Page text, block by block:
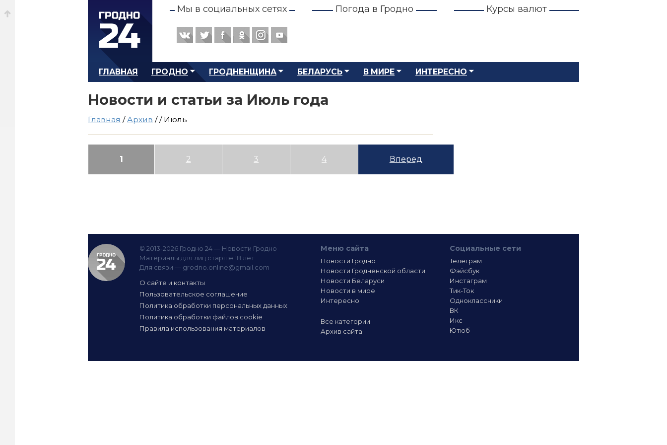
Мы в социальных сетях Погода в Гродно Курсы валют
ГЛАВНАЯ ГРОДНО ГРОДНЕНЩИНА БЕЛАРУСЬ В МИРЕ ИНТЕРЕСНО
Новости и статьи за Июль года
Главная /Архив // Июль
1 2 3 4 Вперед
© 2013-2026 Гродно 24 — Новости Гродно
Материалы для лиц старше 18 лет
Для связи — grodno.online@gmail.com
О сайте и контакты
Пользовательское соглашение
Политика обработки персональных данных
Политика обработки файлов cookie
Правила использования материалов
Меню сайта
Новости Гродно
Новости Гродненской области
Новости Беларуси
Новости в мире
Интересно
Все категории
Архив сайта
Социальные сети
Телеграм
Фэйсбук
Инстаграм
Тик-Ток
Одноклассники
ВК
Икс
Ютюб